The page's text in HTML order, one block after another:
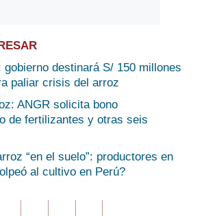
gobierno destinará S/ 150 millones
paliar crisis del arroz
ANGR solicita bono
de fertilizantes y otras seis
“en el suelo”: productores en
al cultivo en Perú?